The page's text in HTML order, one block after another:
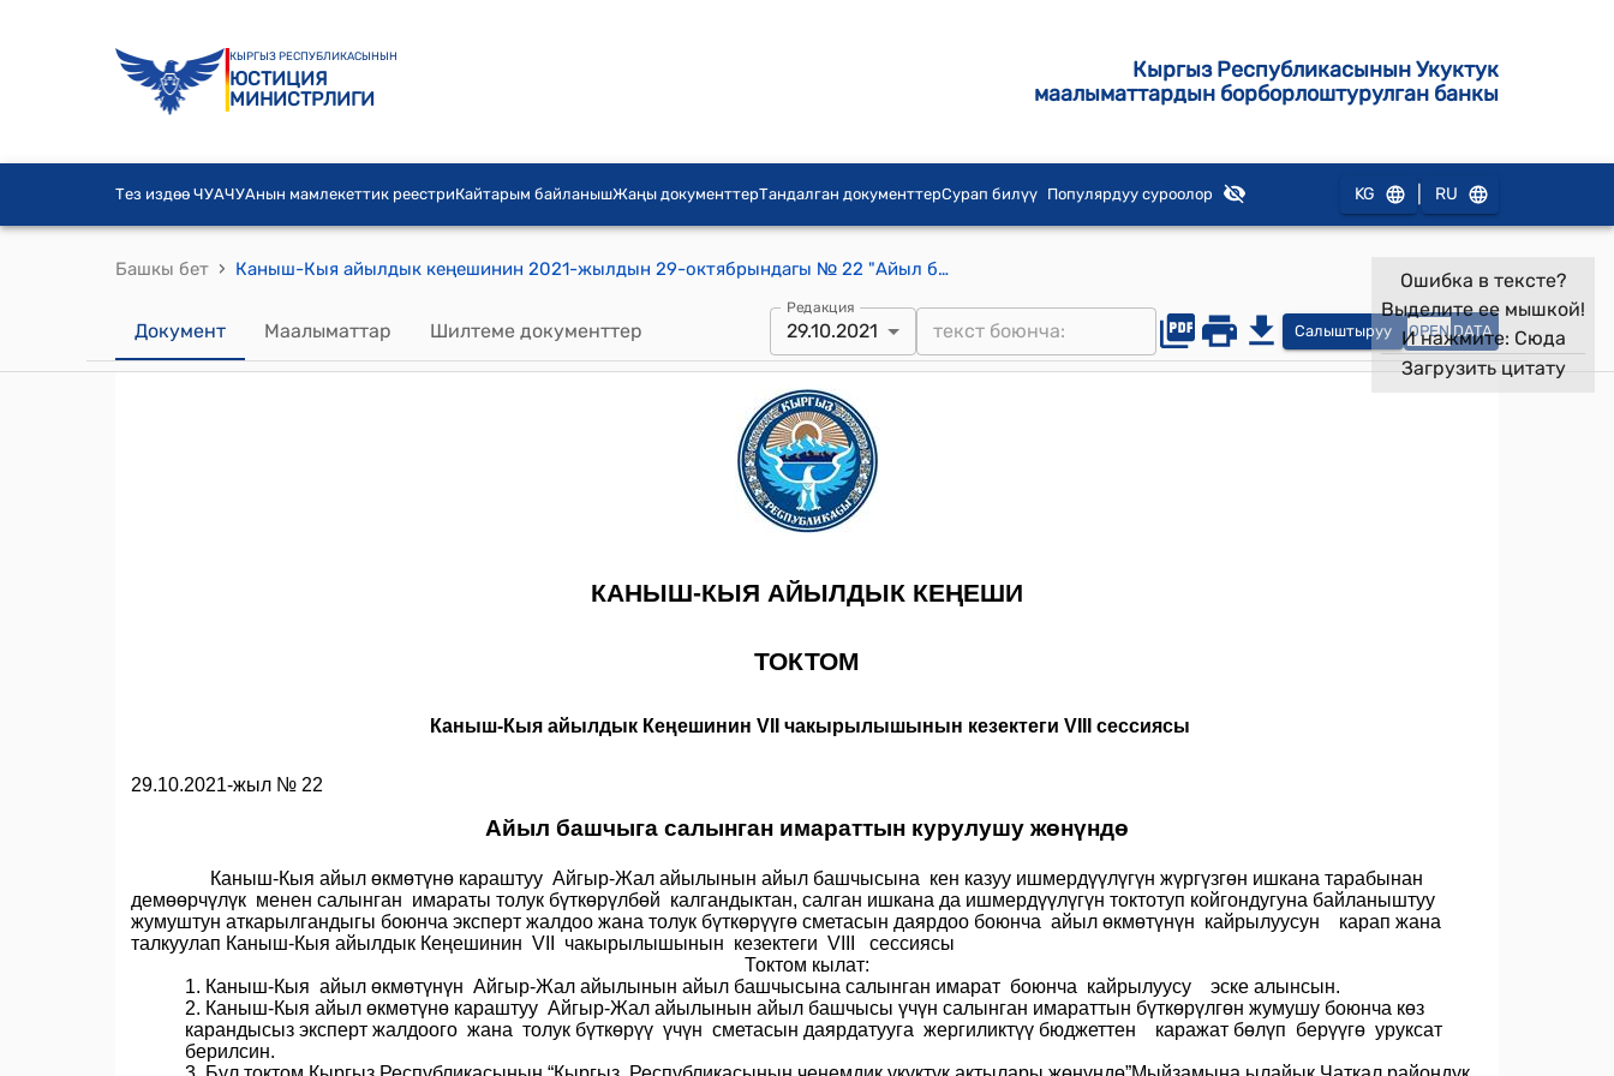
КЫРГЫЗ РЕСПУБЛИКАСЫНЫН
ЮСТИЦИЯ
МИНИСТРЛИГИ
Кыргыз Республикасынын Укуктук
маалыматтардын борборлоштурулган банкы
Тез издөө ЧУАЧУАнын мамлекеттик реестриКайтарым байланышЖаңы документтерТандалган документтерСурап билүү Популярдуу суроолор KG RU
Башкы бет › Каныш-Кыя айылдык кеңешинин 2021-жылдын 29-октябрындагы № 22 "Айыл башчыга салынган имараттын курулушу жөнүндө" токтому
Документ Маалыматтар Шилтеме документтер
Редакция
29.10.2021 Салыштыруу OPEN DATA
Ошибка в тексте?
Выделите ее мышкой!
И нажмите: Сюда
Загрузить цитату